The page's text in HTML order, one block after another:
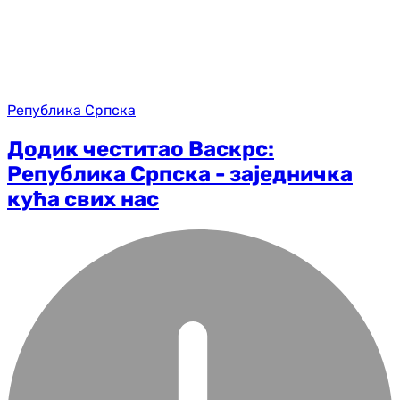
Република Српска
Додик честитао Васкрс:
Република Српска - заједничка
кућа свих нас